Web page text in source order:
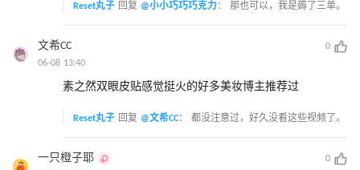
Reset丸子 回复 @小小巧巧巧克力 ： 那也可以，我是薅了三单。
文希CC
0
06-08 13:40
素之然双眼皮贴感觉挺火的好多美妆博主推荐过
Reset丸子 回复 @文希CC： 都没注意过，好久没看这些视频了。
一只橙子耶
0